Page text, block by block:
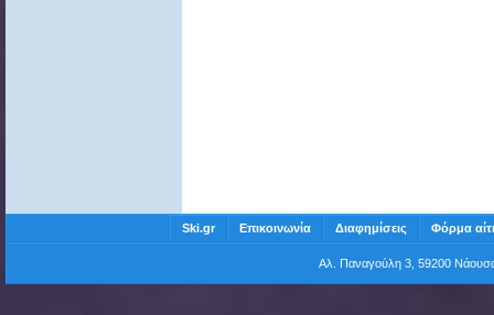
Ski.gr Επικοινωνία Διαφημίσεις Φόρμα
Αλ. Παναγούλη 3, 59200